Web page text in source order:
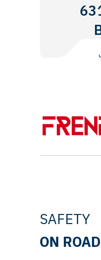
SAFETY
ON ROAD